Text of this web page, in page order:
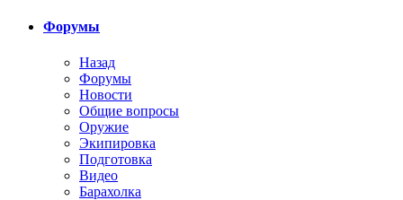
Форумы
Назад
Форумы
Новости
Общие вопросы
Оружие
Экипировка
Подготовка
Видео
Барахолка